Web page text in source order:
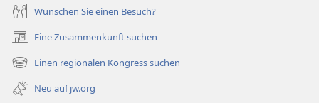
Wünschen Sie einen Besuch?
Eine Zusammenkunft suchen
(öffnet
neues
Fenster)
Einen regionalen Kongress suchen
(öffnet
neues
Fenster)
Neu auf jw.org